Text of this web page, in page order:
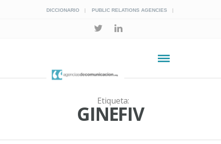
DICCIONARIO PUBLIC RELATIONS AGENCIES
Etiqueta:
GINEFIV